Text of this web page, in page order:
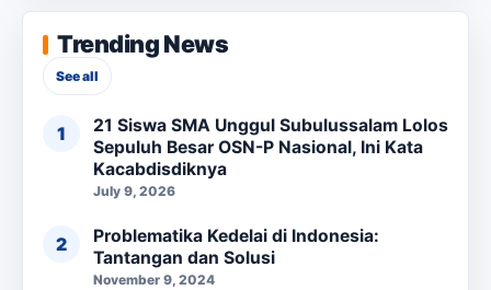
Trending News
See all
21 Siswa SMA Unggul Subulussalam Lolos
Sepuluh Besar OSN-P Nasional, Ini Kata
Kacabdisdiknya
July 9, 2026
Problematika Kedelai di Indonesia:
Tantangan dan Solusi
November 9, 2024